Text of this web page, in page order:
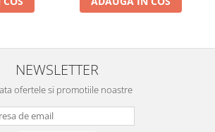
butelii
pentru gatit
NEWSLETTER
ofertele si promotiile noastre